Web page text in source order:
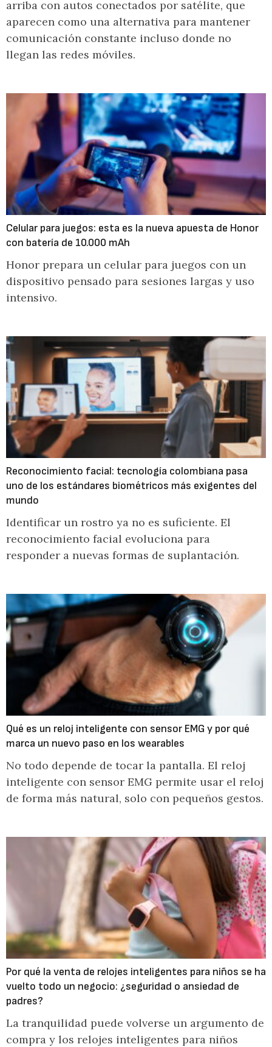
arriba con autos conectados por satélite, que
aparecen como una alternativa para mantener
comunicación constante incluso donde no
llegan las redes móviles.
Celular para juegos: esta es la nueva apuesta de Honor
con batería de 10.000 mAh
Honor prepara un celular para juegos con un
dispositivo pensado para sesiones largas y uso
intensivo.
Reconocimiento facial: tecnología colombiana pasa
uno de los estándares biométricos más exigentes del
mundo
Identificar un rostro ya no es suficiente. El
reconocimiento facial evoluciona para
responder a nuevas formas de suplantación.
Qué es un reloj inteligente con sensor EMG y por qué
marca un nuevo paso en los wearables
No todo depende de tocar la pantalla. El reloj
inteligente con sensor EMG permite usar el reloj
de forma más natural, solo con pequeños gestos.
Por qué la venta de relojes inteligentes para niños se ha
vuelto todo un negocio: ¿seguridad o ansiedad de
padres?
La tranquilidad puede volverse un argumento de
compra y los relojes inteligentes para niños